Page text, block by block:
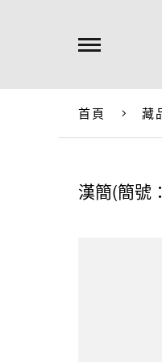
首頁 藏
漢簡(簡號